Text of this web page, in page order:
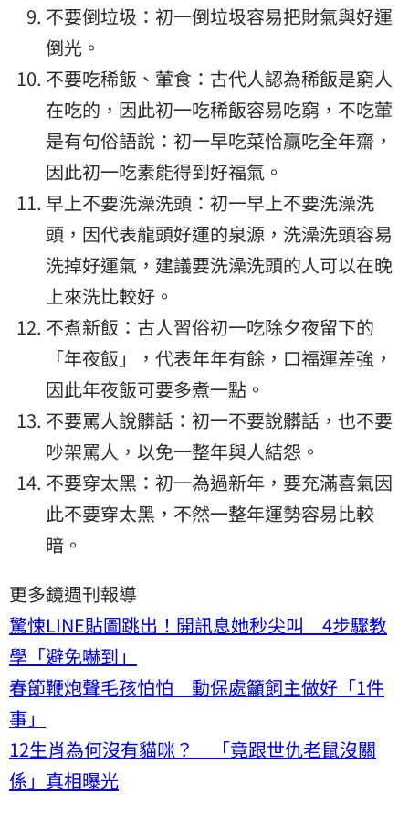
不要倒垃圾：初一倒垃圾容易把財氣與好運
倒光。
不要吃稀飯、葷食：古代人認為稀飯是窮人
在吃的，因此初一吃稀飯容易吃窮，不吃葷
是有句俗語說：初一早吃菜恰贏吃全年齋，
因此初一吃素能得到好福氣。
早上不要洗澡洗頭：初一早上不要洗澡洗
頭，因代表龍頭好運的泉源，洗澡洗頭容易
洗掉好運氣，建議要洗澡洗頭的人可以在晚
上來洗比較好。
不煮新飯：古人習俗初一吃除夕夜留下的
「年夜飯」，代表年年有餘，口福運差強，
因此年夜飯可要多煮一點。
不要罵人說髒話：初一不要說髒話，也不要
吵架罵人，以免一整年與人結怨。
不要穿太黑：初一為過新年，要充滿喜氣因
此不要穿太黑，不然一整年運勢容易比較
暗。
更多鏡週刊報導
驚悚LINE貼圖跳出！開訊息她秒尖叫 4步驟教
學「避免嚇到」
春節鞭炮聲毛孩怕怕 動保處籲飼主做好「1件
事」
12生肖為何沒有貓咪？ 「竟跟世仇老鼠沒關
係」真相曝光